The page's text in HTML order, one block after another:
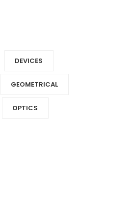
DEVICES‎
GEOMETRICAL
OPTICS‎